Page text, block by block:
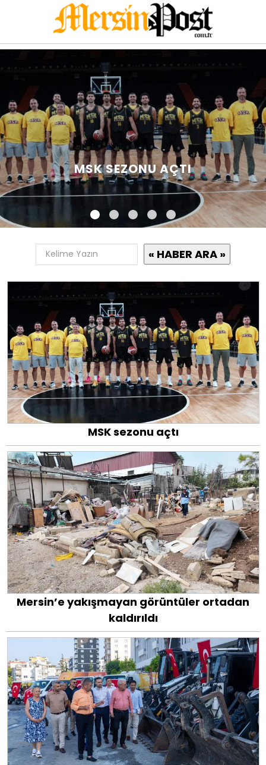
MSK SEZONU AÇTI
MSK sezonu açtı
Mersin’e yakışmayan görüntüler ortadan
kaldırıldı